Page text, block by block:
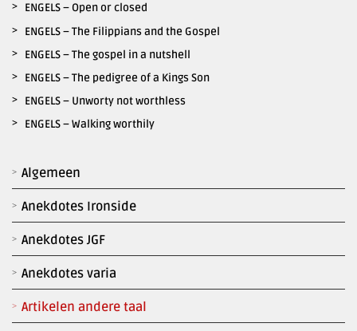
Algemeen
Anekdotes Ironside
Anekdotes JGF
Anekdotes varia
Artikelen andere taal
ENGELS – Open or closed
ENGELS – The Filippians and the Gospel
ENGELS – The gospel in a nutshell
ENGELS – The pedigree of a Kings Son
ENGELS – Unworty not worthless
ENGELS – Walking worthily